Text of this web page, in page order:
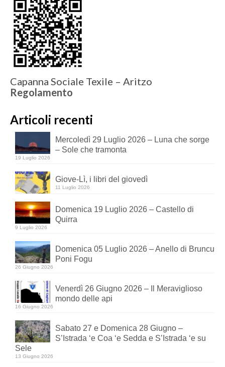
Capanna Sociale Texile – Aritzo
Regolamento
Articoli recenti
Mercoledì 29 Luglio 2026 – Luna che sorge
– Sole che tramonta
19 Luglio 2026
Giove-Lì, i libri del giovedì
11 Luglio 2026
Domenica 19 Luglio 2026 – Castello di
Quirra
9 Luglio 2026
Domenica 05 Luglio 2026 – Anello di Bruncu
Poni Fogu
26 Giugno 2026
Venerdì 26 Giugno 2026 – Il Meraviglioso
mondo delle api
16 Giugno 2026
Sabato 27 e Domenica 28 Giugno –
S’Istrada ‘e Coa ‘e Sedda e S’Istrada ‘e su
Sele
13 Giugno 2026